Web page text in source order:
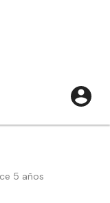
5 años